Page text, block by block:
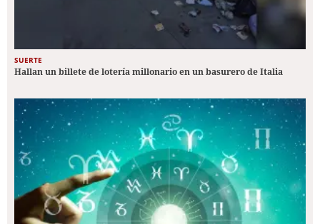
SUERTE
Hallan un billete de lotería millonario en un basurero de Italia